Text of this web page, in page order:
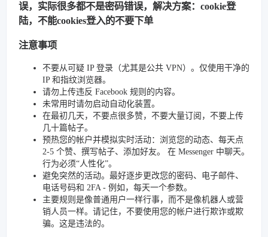
误，实际很多都不是密码错误，解决方案：cookie登
陆，不能cookies登入的不要下单
注意事项
不要从可疑 IP 登录（尤其是公共 VPN）。仅使用干净的
IP 和指纹浏览器。
请勿上传违反 Facebook 规则的内容。
未常用时请勿启动自动化装置。
在最初几天，不要点很多赞，不要大量订阅，不要上传
几十篇帖子。
预热您的帐户并模拟实时活动：浏览您的动态、每天点
2-5 个赞、撰写帖子、添加好友。 在 Messenger 中聊天。
行为必须“人性化”。
避免突然的活动。最好逐步更改您的密码、电子邮件、
电话号码和 2FA - 例如，每天一个参数。
主要规则是像普通用户一样行事，而不是像机器人或营
销人员一样。请记住，不要使用您的帐户进行欺诈或欺
骗。这是违法的。